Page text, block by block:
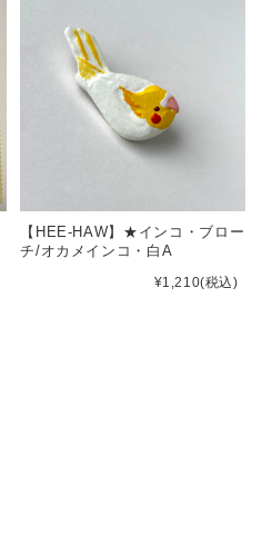
【HEE-HAW】★インコ・ブロー
チ/オカメインコ・白A
¥1,210(税込)